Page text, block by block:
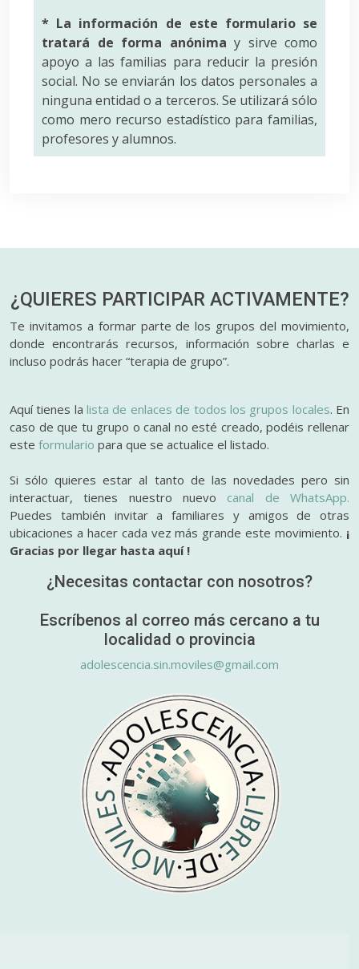
* La información de este formulario se
tratará de forma anónima y sirve como
apoyo a las familias para reducir la presión
social. No se enviarán los datos personales a
ninguna entidad o a terceros. Se utilizará sólo
como mero recurso estadístico para familias,
profesores y alumnos.
¿QUIERES PARTICIPAR ACTIVAMENTE?
Te invitamos a formar parte de los grupos del movimiento,
donde encontrarás recursos, información sobre charlas e
incluso podrás hacer “terapia de grupo”.
Aquí tienes lalista de enlaces de todos los grupos locales. En
caso de que tu grupo o canal no esté creado, podéis rellenar
este formulario para que se actualice el listado.
Si sólo quieres estar al tanto de las novedades pero sin
interactuar, tienes nuestro nuevo canal de WhatsApp.
Puedes también invitar a familiares y amigos de otras
ubicaciones a hacer cada vez más grande este movimiento. ¡
Gracias por llegar hasta aquí !
¿Necesitas contactar con nosotros?
Escríbenos al correo más cercano a tu
localidad o provincia
adolescencia.sin.moviles@gmail.com